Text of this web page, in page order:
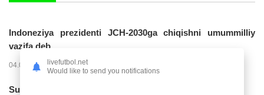
Indoneziya prezidenti JCH-2030ga chiqishni umummilliy
vazifa deb...
04.08.2026 02:11 14238
Superliga. “Buxoro” - “Lokomotiv”...
livefutbol.net
Would like to send you notifications